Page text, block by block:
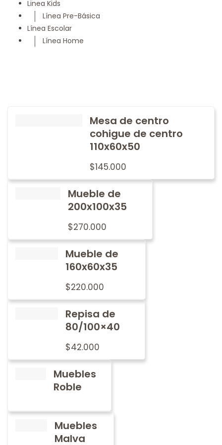
Linea Kids
Línea Pre-Básica
Línea Escolar
Línea Home
Mesa de centro
cohigue de centro
110x60x50
$145.000
Mueble de
200x100x35
$270.000
Mueble de
160x60x35
$220.000
Repisa de
80/100×40
$42.000
Muebles
Roble
Muebles
Malva